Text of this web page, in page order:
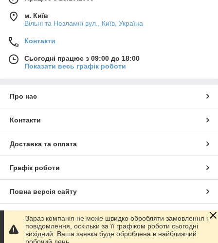
м. Київ
Вільні та Незламні вул., Київ, Україна
Контакти
Сьогодні працює з 09:00 до 18:00
Показати весь графік роботи
Про нас
Контакти
Доставка та оплата
Графік роботи
Повна версія сайту
Сайт створено на маркетплейсіProm.ua
Політика конфіденційності
Зараз компанія не може швидко обробляти замовлення і
повідомлення, оскільки за її графіком роботи сьогодні
вихідний. Ваша заявка буде оброблена в найближчий